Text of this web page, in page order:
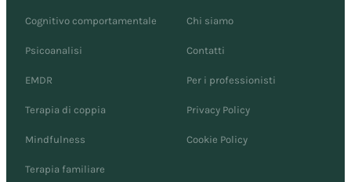
Cognitivo comportamentale
Psicoanalisi
EMDR
Terapia di coppia
Mindfulness
Terapia familiare
Chi siamo
Contatti
Per i professionisti
Privacy Policy
Cookie Policy